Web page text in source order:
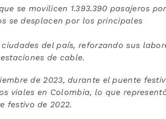
se movilicen 1.393.390 pasajeros por
se desplacen por los principales
ciudades del país,reforzando sus
de cable.
de 2023, durante el puente
viales en Colombia, lo que
festivo de 2022.